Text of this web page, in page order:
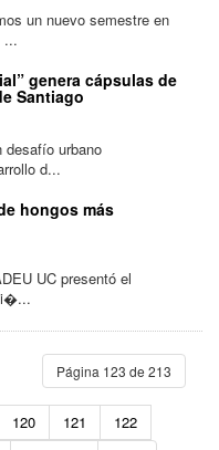
un nuevo semestre en
...
genera cápsulas de
Santiago
desafío urbano
d...
hongos más
UC presentó el
Página 123 de 213
120 121
122